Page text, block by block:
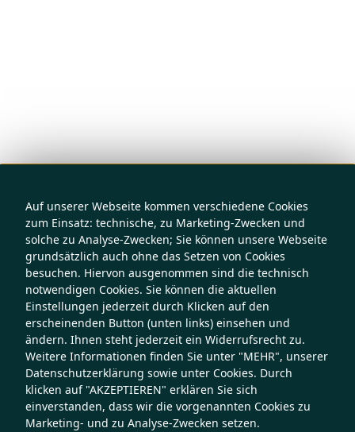
Auf unserer Webseite kommen verschiedene Cookies
zum Einsatz: technische, zu Marketing-Zwecken und
solche zu Analyse-Zwecken; Sie können unsere Webseite
grundsätzlich auch ohne das Setzen von Cookies
besuchen. Hiervon ausgenommen sind die technisch
notwendigen Cookies. Sie können die aktuellen
Einstellungen jederzeit durch Klicken auf den
erscheinenden Button (unten links) einsehen und
ändern. Ihnen steht jederzeit ein Widerrufsrecht zu.
Weitere Informationen finden Sie unter "MEHR", unserer
Datenschutzerklärung sowie unter Cookies. Durch
klicken auf "AKZEPTIEREN" erklären Sie sich
einverstanden, dass wir die vorgenannten Cookies zu
Marketing- und zu Analyse-Zwecken setzen.